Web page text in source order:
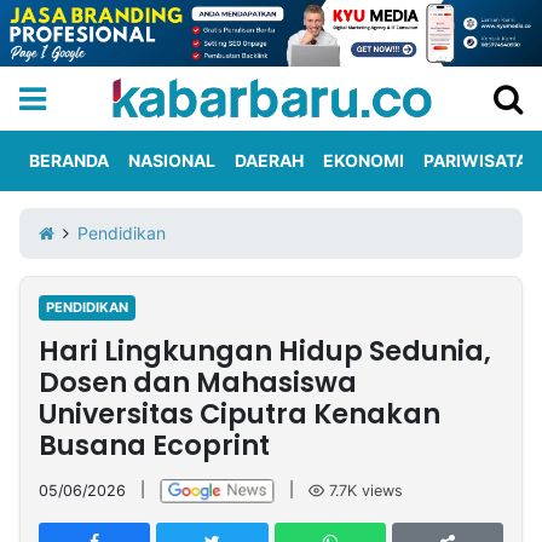
Iklan
Berita
Kami
Nasional
International
Olahraga
Entertainment
Daerah
Pariwisata
Kuliner
Kolom
Network
PT
TREETAN
BERANDA NASIONAL DAERAH EKONOMI PARIWISATA
Pendidikan
PENDIDIKAN
Hari Lingkungan Hidup Sedunia,
Dosen dan Mahasiswa
Universitas Ciputra Kenakan
Busana Ecoprint
05/06/2026 7.7K views